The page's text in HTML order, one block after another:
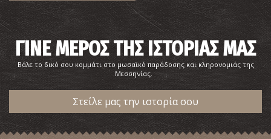
ΦΑΡΜΑΚΕΙΑ
ΓΙΝΕ ΜΕΡΟΣ ΤΗΣ ΙΣΤΟΡΙΑΣ ΜΑΣ
Βάλε το δικό σου κομμάτι στο μωσαϊκό παράδοσης και κληρονομιάς της
Μεσσηνίας.
Στείλε μας την ιστορία σου